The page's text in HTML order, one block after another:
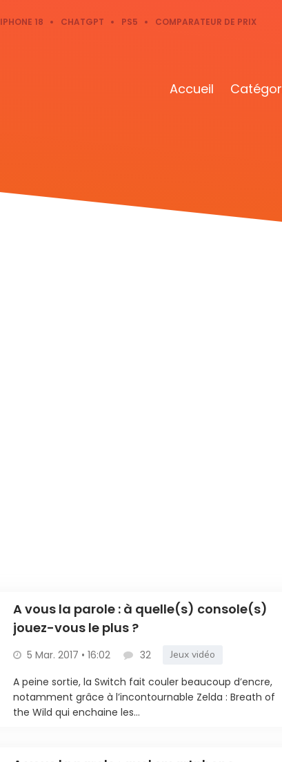
IPHONE 18 CHATGPT PS5 COMPARATEUR DE PRIX
Accueil
A vous la parole : à quelle(s) console(s)
jouez-vous le plus ?
5 Mar. 2017 • 16:02 32 Jeux vidéo
A peine sortie, la Switch fait couler beaucoup d’encre,
notamment grâce à l’incontournable Zelda : Breath of
the Wild qui enchaine les...